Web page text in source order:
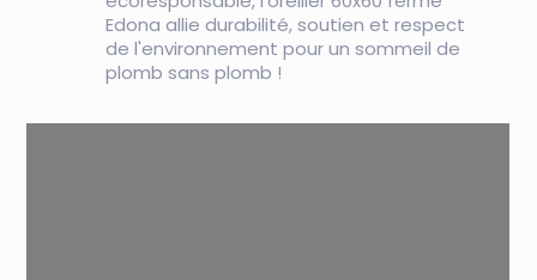
Edona allie durabilité, soutien et respect
de l'environnement pour un sommeil de
plomb sans plomb !